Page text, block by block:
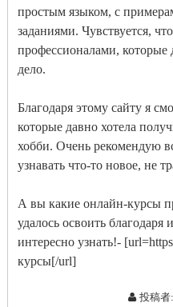
простым языком, с
заданиями. Чувствуется,
профессионалами, которые
дело.
Благодаря этому сайту я
которые давно хотела
хобби. Очень рекомендую
узнавать что-то новое, не
А вы какие онлайн-курсы
удалось освоить
интересно узнать!-
курсы[/url]
投稿者: